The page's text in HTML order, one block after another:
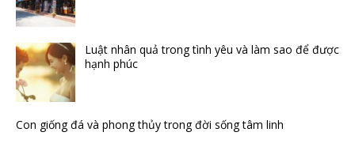
Luật nhân quả trong tình yêu và làm sao để được
hạnh phúc
Con giống đá và phong thủy trong đời sống tâm linh